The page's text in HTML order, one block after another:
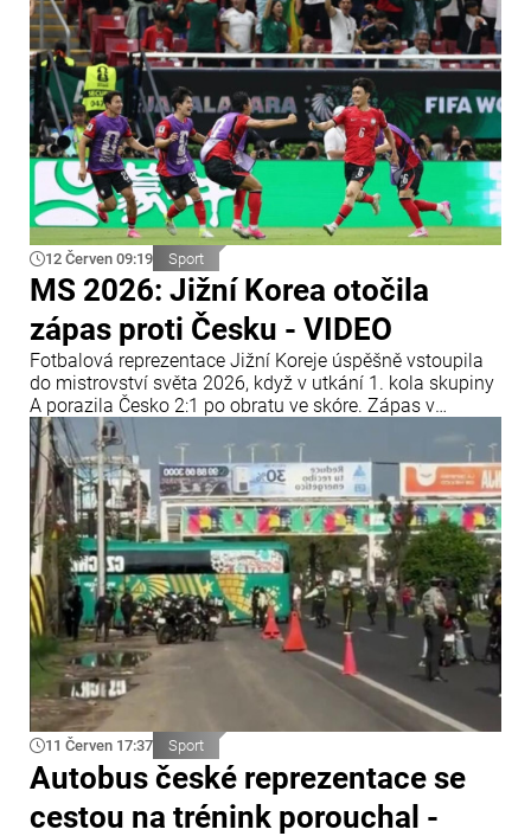
12 Červen 09:19 Sport
MS 2026: Jižní Korea otočila
zápas proti Česku - VIDEO
Fotbalová reprezentace Jižní Koreje úspěšně vstoupila
do mistrovství světa 2026, když v utkání 1. kola skupiny
A porazila Česko 2:1 po obratu ve skóre. Zápas v
Guadalajaře se dlouho nevyvíjel ve prospěch asijského
týmu, ten však dokázal průběh utkání zvrátit a získat tři
body.
11 Červen 17:37 Sport
Autobus české reprezentace se
cestou na trénink porouchal -